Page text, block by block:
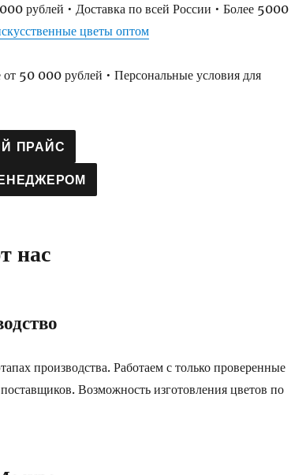
рублей • Доставка по всей России • Более 5000
цветы оптом
50 000 рублей • Персональные условия для
ПРАЙС
нас
производства. Работаем с только проверенные
Возможность изготовления цветов по